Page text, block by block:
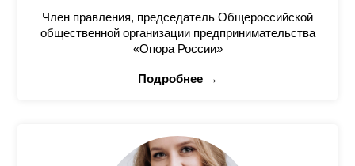
Член правления, председатель Общероссийской
общественной организации предпринимательства
«Опора России»
Подробнее →